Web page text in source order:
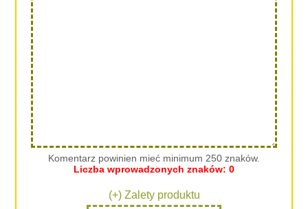
Komentarz powinien mieć minimum 250 znaków.
Liczba wprowadzonych znaków: 0
(+) Zalety produktu